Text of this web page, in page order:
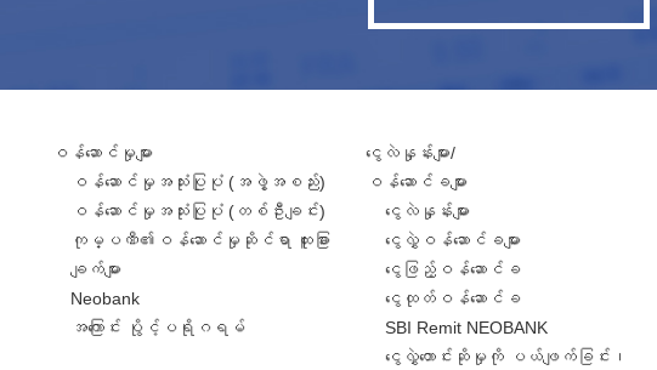
ဝန်ဆောင်မှုများ
ဝန်ဆောင်မှုအသုံးပြုပုံ (အဖွဲ့အစည်း)
ဝန်ဆောင်မှုအသုံးပြုပုံ (တစ်ဦးချင်း)
ကုမ္ပဏီ၏ဝန်ဆောင်မှုဆိုင်ရာ ထူးခြား
ချက်များ
Neobank
အကြောင်း ပွိုင့်ပရိုဂရမ်
ငွေလဲနှုန်းများ/
ဝန်ဆောင်ခများ
ငွေလဲနှုန်းများ
ငွေလွှဲဝန်ဆောင်ခများ
ငွေဖြည့်ဝန်ဆောင်ခ
ငွေထုတ်ဝန်ဆောင်ခ
SBI Remit NEOBANK
ငွေလွှဲတောင်းဆိုမှုကို ပယ်ဖျက်ခြင်း၊